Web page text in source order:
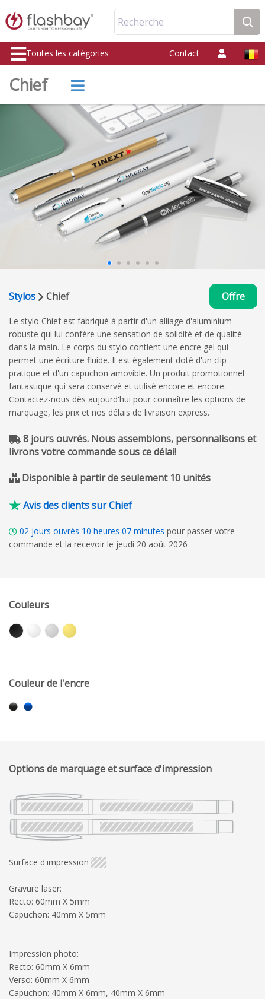
Recherche
Toutes les catégories Contact
Chief
Stylos Chief Offre
Le stylo Chief est fabriqué à partir d'un alliage d'aluminium
robuste qui lui confère une sensation de solidité et de qualité
dans la main. Le corps du stylo contient une encre gel qui
permet une écriture fluide. Il est également doté d'un clip
pratique et d'un capuchon amovible. Un produit promotionnel
fantastique qui sera conservé et utilisé encore et encore.
Contactez-nous dès aujourd'hui pour connaître les options de
marquage, les prix et nos délais de livraison express.
8 jours ouvrés. Nous assemblons, personnalisons et
livrons votre commande sous ce délai!
Disponible à partir de seulement 10 unités
Avis des clients sur Chief
02 jours ouvrés 10 heures 07 minutes pour passer votre
commande et la recevoir le jeudi 20 août 2026
Couleurs
Couleur de l'encre
Options de marquage et surface d'impression
Surface d'impression
Gravure laser:
Recto: 60mm X 5mm
Capuchon: 40mm X 5mm
Impression photo:
Recto: 60mm X 6mm
Verso: 60mm X 6mm
Capuchon: 40mm X 6mm, 40mm X 6mm